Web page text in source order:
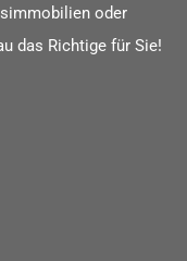
oder
das Richtige für Sie!